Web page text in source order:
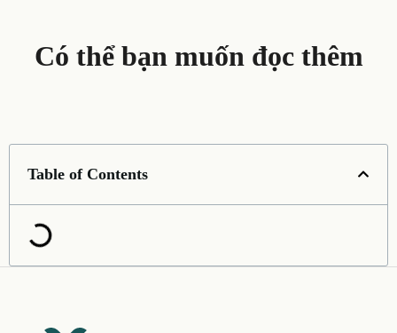
Có thể bạn muốn đọc thêm
Table of Contents